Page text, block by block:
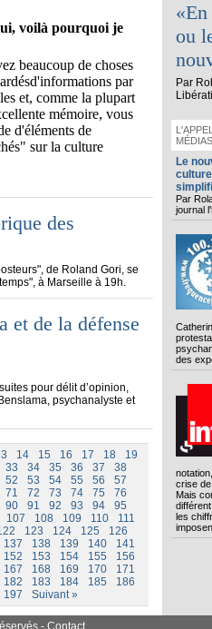
voilà pourquoi je
beaucoup de choses
par
et, comme la plupart
mémoire, vous
d'éléments de
sur la culture
des
de Roland Gori, se
à Marseille à 19h.
et de la défense
pour délit d’opinion,
psychanalyste et
14 15 16 17 18
19
33 34 35 36 37
38
52 53 54 55 56
57
71 72 73 74 75
76
90 91 92 93 94
95
107 108 109 110
111
123 124 125
126
137 138 139 140
141
152 153 154 155
156
167 168 169 170
171
182 183 184 185
186
197 Suivant »
ou
Par
MÉDIAS
Le
Par
journal
des
crise de
Mais
les